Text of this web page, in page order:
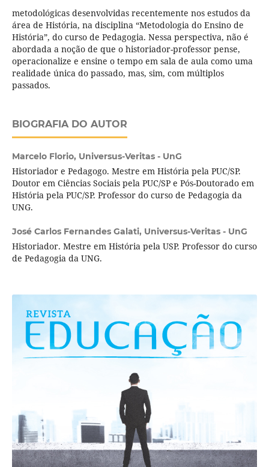
metodológicas desenvolvidas recentemente nos estudos da
área de História, na disciplina “Metodologia do Ensino de
História”, do curso de Pedagogia. Nessa perspectiva, não é
abordada a noção de que o historiador-professor pense,
operacionalize e ensine o tempo em sala de aula como uma
realidade única do passado, mas, sim, com múltiplos
passados.
BIOGRAFIA DO AUTOR
Marcelo Florio, Universus-Veritas - UnG
Historiador e Pedagogo. Mestre em História pela PUC/SP.
Doutor em Ciências Sociais pela PUC/SP e Pós-Doutorado em
História pela PUC/SP. Professor do curso de Pedagogia da
UNG.
José Carlos Fernandes Galati, Universus-Veritas - UnG
Historiador. Mestre em História pela USP. Professor do curso
de Pedagogia da UNG.